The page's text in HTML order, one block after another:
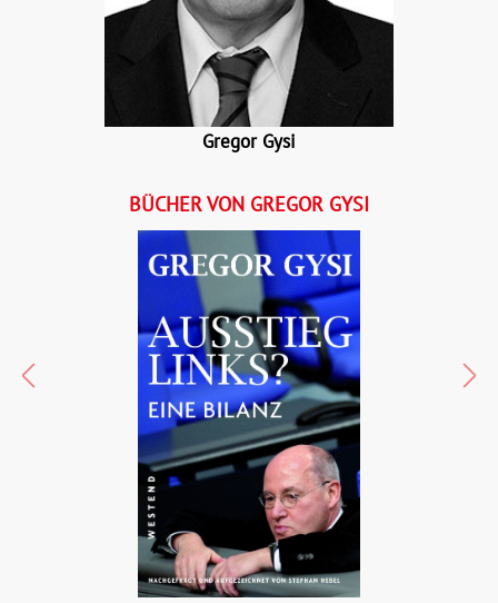
eBook: 10,99 €
Gregor Gysi
BÜCHER VON GREGOR GYSI